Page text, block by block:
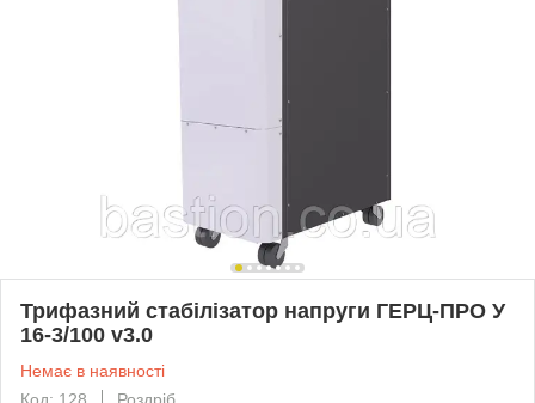
Трифазний стабілізатор напруги ГЕРЦ-ПРО У
16-3/100 v3.0
Немає в наявності
Код: 128
Роздріб